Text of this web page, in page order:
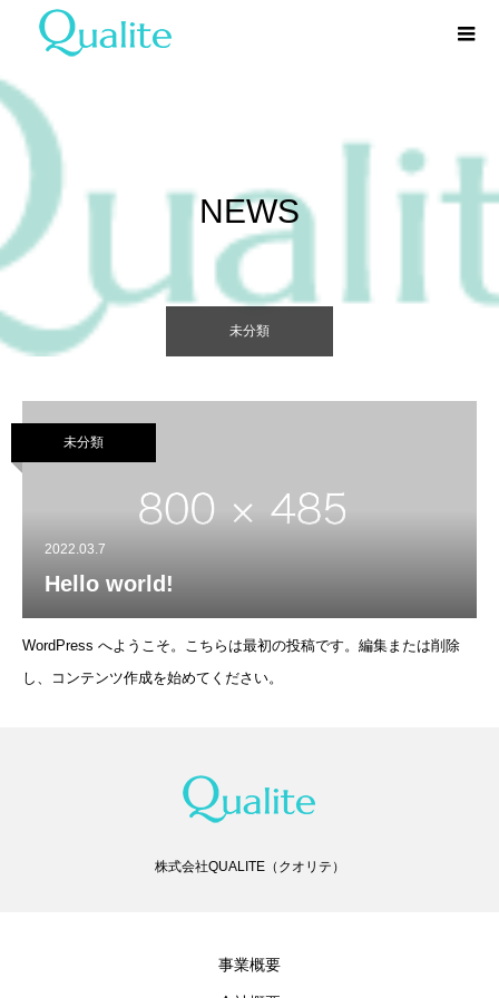
NEWS
未分類
未分類
2022.03.7
Hello world!
WordPress へようこそ。こちらは最初の投稿です。編集または削除
し、コンテンツ作成を始めてください。
株式会社QUALITE（クオリテ）
事業概要